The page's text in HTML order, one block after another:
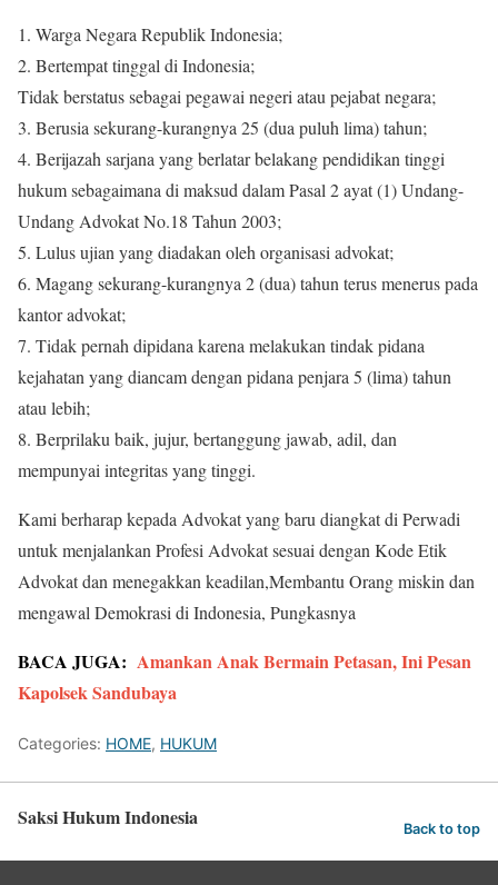
1. Warga Negara Republik Indonesia;
2. Bertempat tinggal di Indonesia;
Tidak berstatus sebagai pegawai negeri atau pejabat negara;
3. Berusia sekurang-kurangnya 25 (dua puluh lima) tahun;
4. Berijazah sarjana yang berlatar belakang pendidikan tinggi
hukum sebagaimana di maksud dalam Pasal 2 ayat (1) Undang-
Undang Advokat No.18 Tahun 2003;
5. Lulus ujian yang diadakan oleh organisasi advokat;
6. Magang sekurang-kurangnya 2 (dua) tahun terus menerus pada
kantor advokat;
7. Tidak pernah dipidana karena melakukan tindak pidana
kejahatan yang diancam dengan pidana penjara 5 (lima) tahun
atau lebih;
8. Berprilaku baik, jujur, bertanggung jawab, adil, dan
mempunyai integritas yang tinggi.
Kami berharap kepada Advokat yang baru diangkat di Perwadi
untuk menjalankan Profesi Advokat sesuai dengan Kode Etik
Advokat dan menegakkan keadilan,Membantu Orang miskin dan
mengawal Demokrasi di Indonesia, Pungkasnya
BACA JUGA: Amankan Anak Bermain Petasan, Ini Pesan
Kapolsek Sandubaya
Categories: HOME, HUKUM
Saksi Hukum Indonesia Back to top